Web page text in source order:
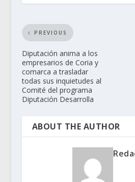
PREVIOUS
Diputación anima a los
empresarios de Coria y
comarca a trasladar
todas sus inquietudes al
Comité del programa
Diputación Desarrolla
ABOUT THE AUTHOR